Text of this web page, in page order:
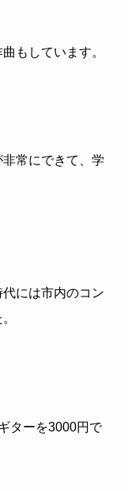
もしています。
常にできて、学
には市内のコン
ターを3000円で